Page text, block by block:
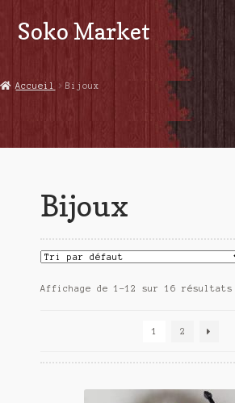
Aller
Aller
Soko Market
Recettes
Accueil Bijoux
Bijoux
Affichage de 1–12 sur 16 résultats
1 2